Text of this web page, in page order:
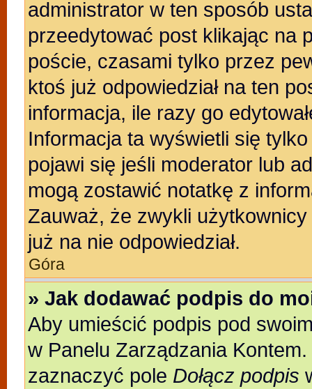
administrator w ten sposób
przeedytować post klikając na
poście, czasami tylko przez
ktoś już odpowiedział na ten
informacja, ile razy go
Informacja ta wyświetli się
pojawi się jeśli moderator lub
mogą zostawić notatkę z
Zauważ, że zwykli
już na nie odpowiedział.
Góra
» Jak dodawać podpis do
Aby umieścić podpis pod
w Panelu Zarządzania
zaznaczyć pole Dołącz podpis